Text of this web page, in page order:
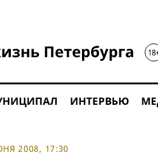
ИНТЕРВЬЮ
2008, 17:30